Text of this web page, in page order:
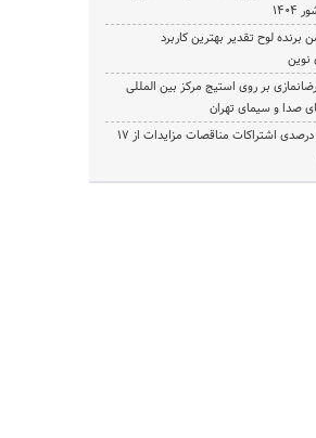
برنده لوح تقدیر بهترین کاربرد
نوین
بر روی استیج مرکز بین المللی
صدا و سیمای تهران
تخفیف‌18 درصدی اشتراکات مناقصات مزایدات از 17